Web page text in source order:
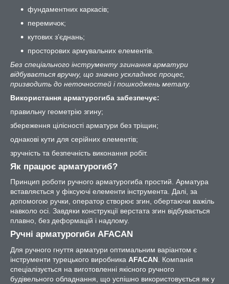
фундаментних каркасів;
перемичок;
кутових з’єднань;
просторових армувальних елементів.
Без спеціального інструменту згинання арматури
відбувається вручну, що значно ускладнює процес,
призводить до неточностей і пошкоджень металу.
Використання арматурогиба забезпечує:
правильну геометрію згину;
збереження цілісності арматури без тріщин;
однакові кути для серійних елементів;
зручність та безпечність виконання робіт.
Як працює арматурогиб?
Принцип роботи ручного арматурогиба простий. Арматура
вставляється у фіксуючі елементи інструмента. Далі, за
допомогою ручки, оператор створює згин, обертаючи важіль
навколо осі. Завдяки конструкції верстата згин відбувається
плавно, без деформацій і надлому.
Ручні арматурогиби AFACAN
Для ручного гнуття арматури оптимальним варіантом є
інструменти турецького виробника AFACAN . Компанія
спеціалізується на виготовленні якісного ручного
будівельного обладнання, що успішно використовується як у